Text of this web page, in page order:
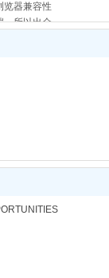
览器兼容性
，所以出众